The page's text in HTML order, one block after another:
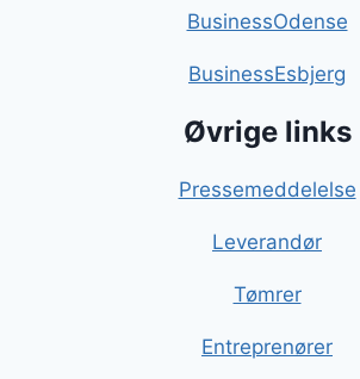
BusinessOdense
BusinessEsbjerg
Øvrige links
Pressemeddelelse
Leverandør
Tømrer
Entreprenører